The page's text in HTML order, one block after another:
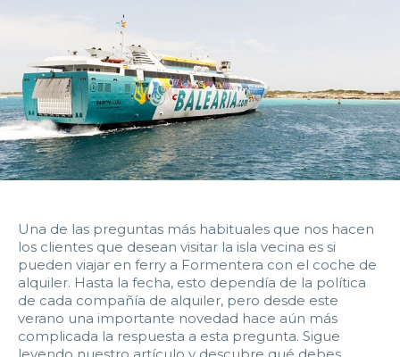
Una de las preguntas más habituales que nos hacen
los clientes que desean visitar la isla vecina es si
pueden viajar en ferry a Formentera con el coche de
alquiler. Hasta la fecha, esto dependía de la política
de cada compañía de alquiler, pero desde este
verano una importante novedad hace aún más
complicada la respuesta a esta pregunta. Sigue
leyendo nuestro artículo y descubre qué debes
16:00 16:30
18:00 18:30 19:00 19:30
20:00 20:30 21:00 21:30
22:00 22:30 23:00 23:30
Fecha y hora devolución: